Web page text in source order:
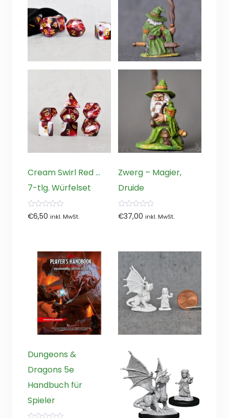
Cream Swirl Red …
7-tlg. Würfelset
0
von
€6,50 inkl. MwSt.
Zwerg – Magier,
Druide
0
von
€37,00 inkl. MwSt.
Dungeons &
Dragons 5e
Handbuch für
Spieler